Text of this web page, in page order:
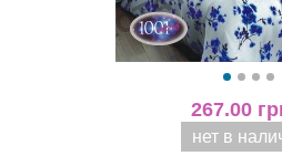
267.00
нет в